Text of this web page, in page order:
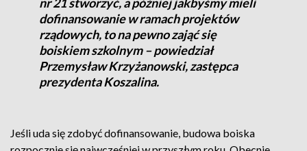
dofinansowanie w ramach projektów
rządowych, to na pewno zająć się
boiskiem szkolnym – powiedział
Przemysław Krzyżanowski, zastępca
prezydenta Koszalina.
Jeśli uda się zdobyć dofinansowanie, budowa boiska